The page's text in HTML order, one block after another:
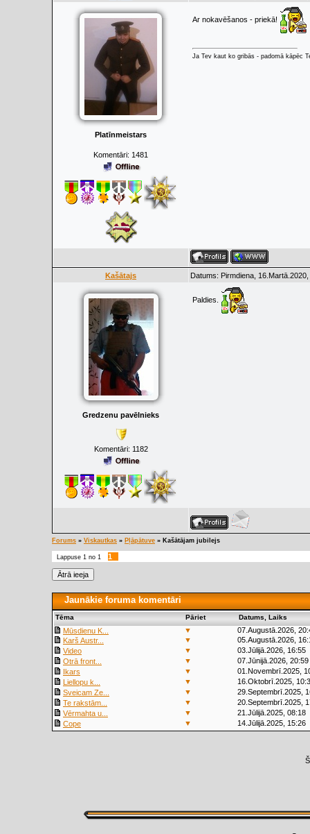
Platīnmeistars
Komentāri: 1481
Ar nokavēšanos - priekā!
Ja Tev kaut ko gribās - padomā kāpēc
Kašātajs Datums: Pirmdiena,
Gredzenu pavēlnieks
Komentāri: 1182
Paldies.
Forums » Viskautkas » Pļāpātuve » Kašātājam jubilejs
Lappuse 1 no 1 1
Jaunākie foruma komentāri
Tēma Pāriet Datums, Laiks
Mūsdienu K... ▼
07.Augustā.2026,
Karš Austr...
▼
05.Augustā.2026,
Video
▼
03.Jūlijā.2026, 16:55
Otrā front...
▼
07.Jūnijā.2026, 20:59
Ikars
▼
01.Novembrī.2025,
Liellopu k...
▼
16.Oktobrī.2025,
Sveicam Ze...
▼
29.Septembrī.2025,
Te rakstām...
▼
20.Septembrī.2025,
Vērmahta u...
▼
21.Jūlijā.2025, 08:18
Cope
▼ 14.Jūlijā.2025, 15:26